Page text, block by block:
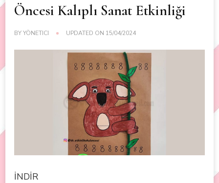
Öncesi Kalıplı Sanat Etkinliği
BYYÖNETICI UPDATED ON 15/04/2024
İNDİR